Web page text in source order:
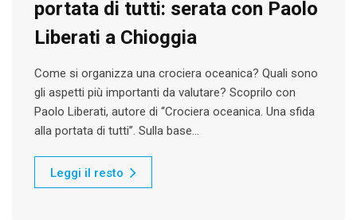
portata di tutti: serata con Paolo
Liberati a Chioggia
Come si organizza una crociera oceanica? Quali sono
gli aspetti più importanti da valutare? Scoprilo con
Paolo Liberati, autore di “Crociera oceanica. Una sfida
alla portata di tutti”. Sulla base…
Leggi il resto